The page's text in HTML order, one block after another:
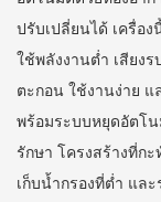
ปรับเปลี่ยนได้ เครื่อ
ใช้พลังงานต่ำ เสียง
ตะกอน ใช้งานง่าย
พร้อมระบบหยุดอัตโ
รักษา โครงสร้างที่ก
เก็บน้ำกรองที่ต่ำ แล